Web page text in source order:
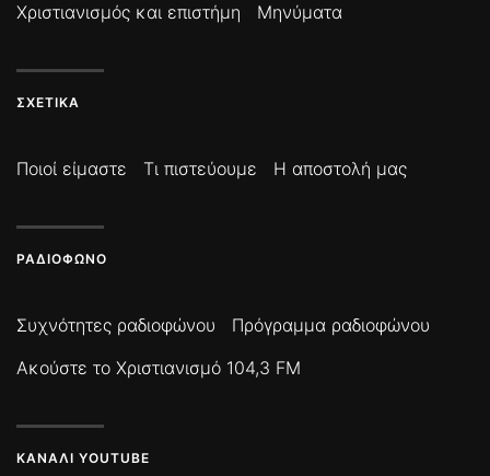
Χριστιανισμός και επιστήμη
Μηνύματα
ΣΧΕΤΙΚΆ
Ποιοί είμαστε Τι πιστεύουμε Η αποστολή μας
ΡΑΔΙΌΦΩΝΟ
Συχνότητες ραδιοφώνου
Πρόγραμμα ραδιοφώνου
Ακούστε το Χριστιανισμό 104,3 FM
ΚΑΝΆΛΙ YOUTUBE